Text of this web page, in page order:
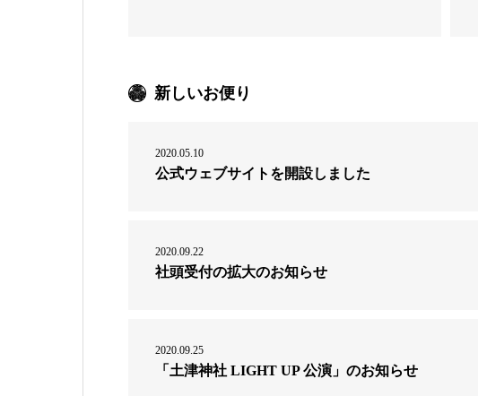
新しいお便り
2020.05.10
公式ウェブサイトを開設しました
2020.09.22
社頭受付の拡大のお知らせ
2020.09.25
「土津神社 LIGHT UP 公演」のお知らせ